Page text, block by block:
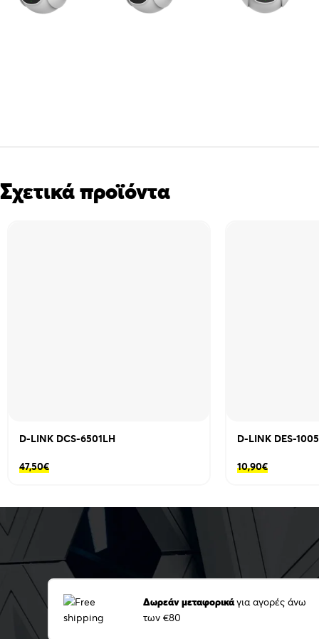
Σχετικά προϊόντα
D-LINK DCS-6501LH
47,50€
D-LINK DES-
10,90€
Δωρεάν μεταφορικάγια αγορές άνω
των €80